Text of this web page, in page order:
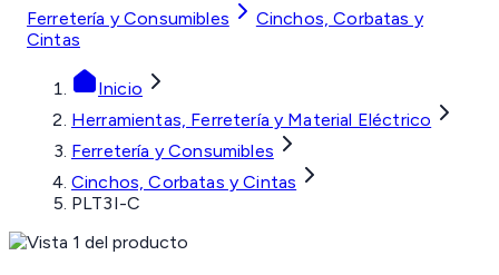
Ferretería y Consumibles
Cinchos, Corbatas y
Cintas
Inicio
Herramientas, Ferretería y Material Eléctrico
Ferretería y Consumibles
Cinchos, Corbatas y Cintas
PLT3I-C